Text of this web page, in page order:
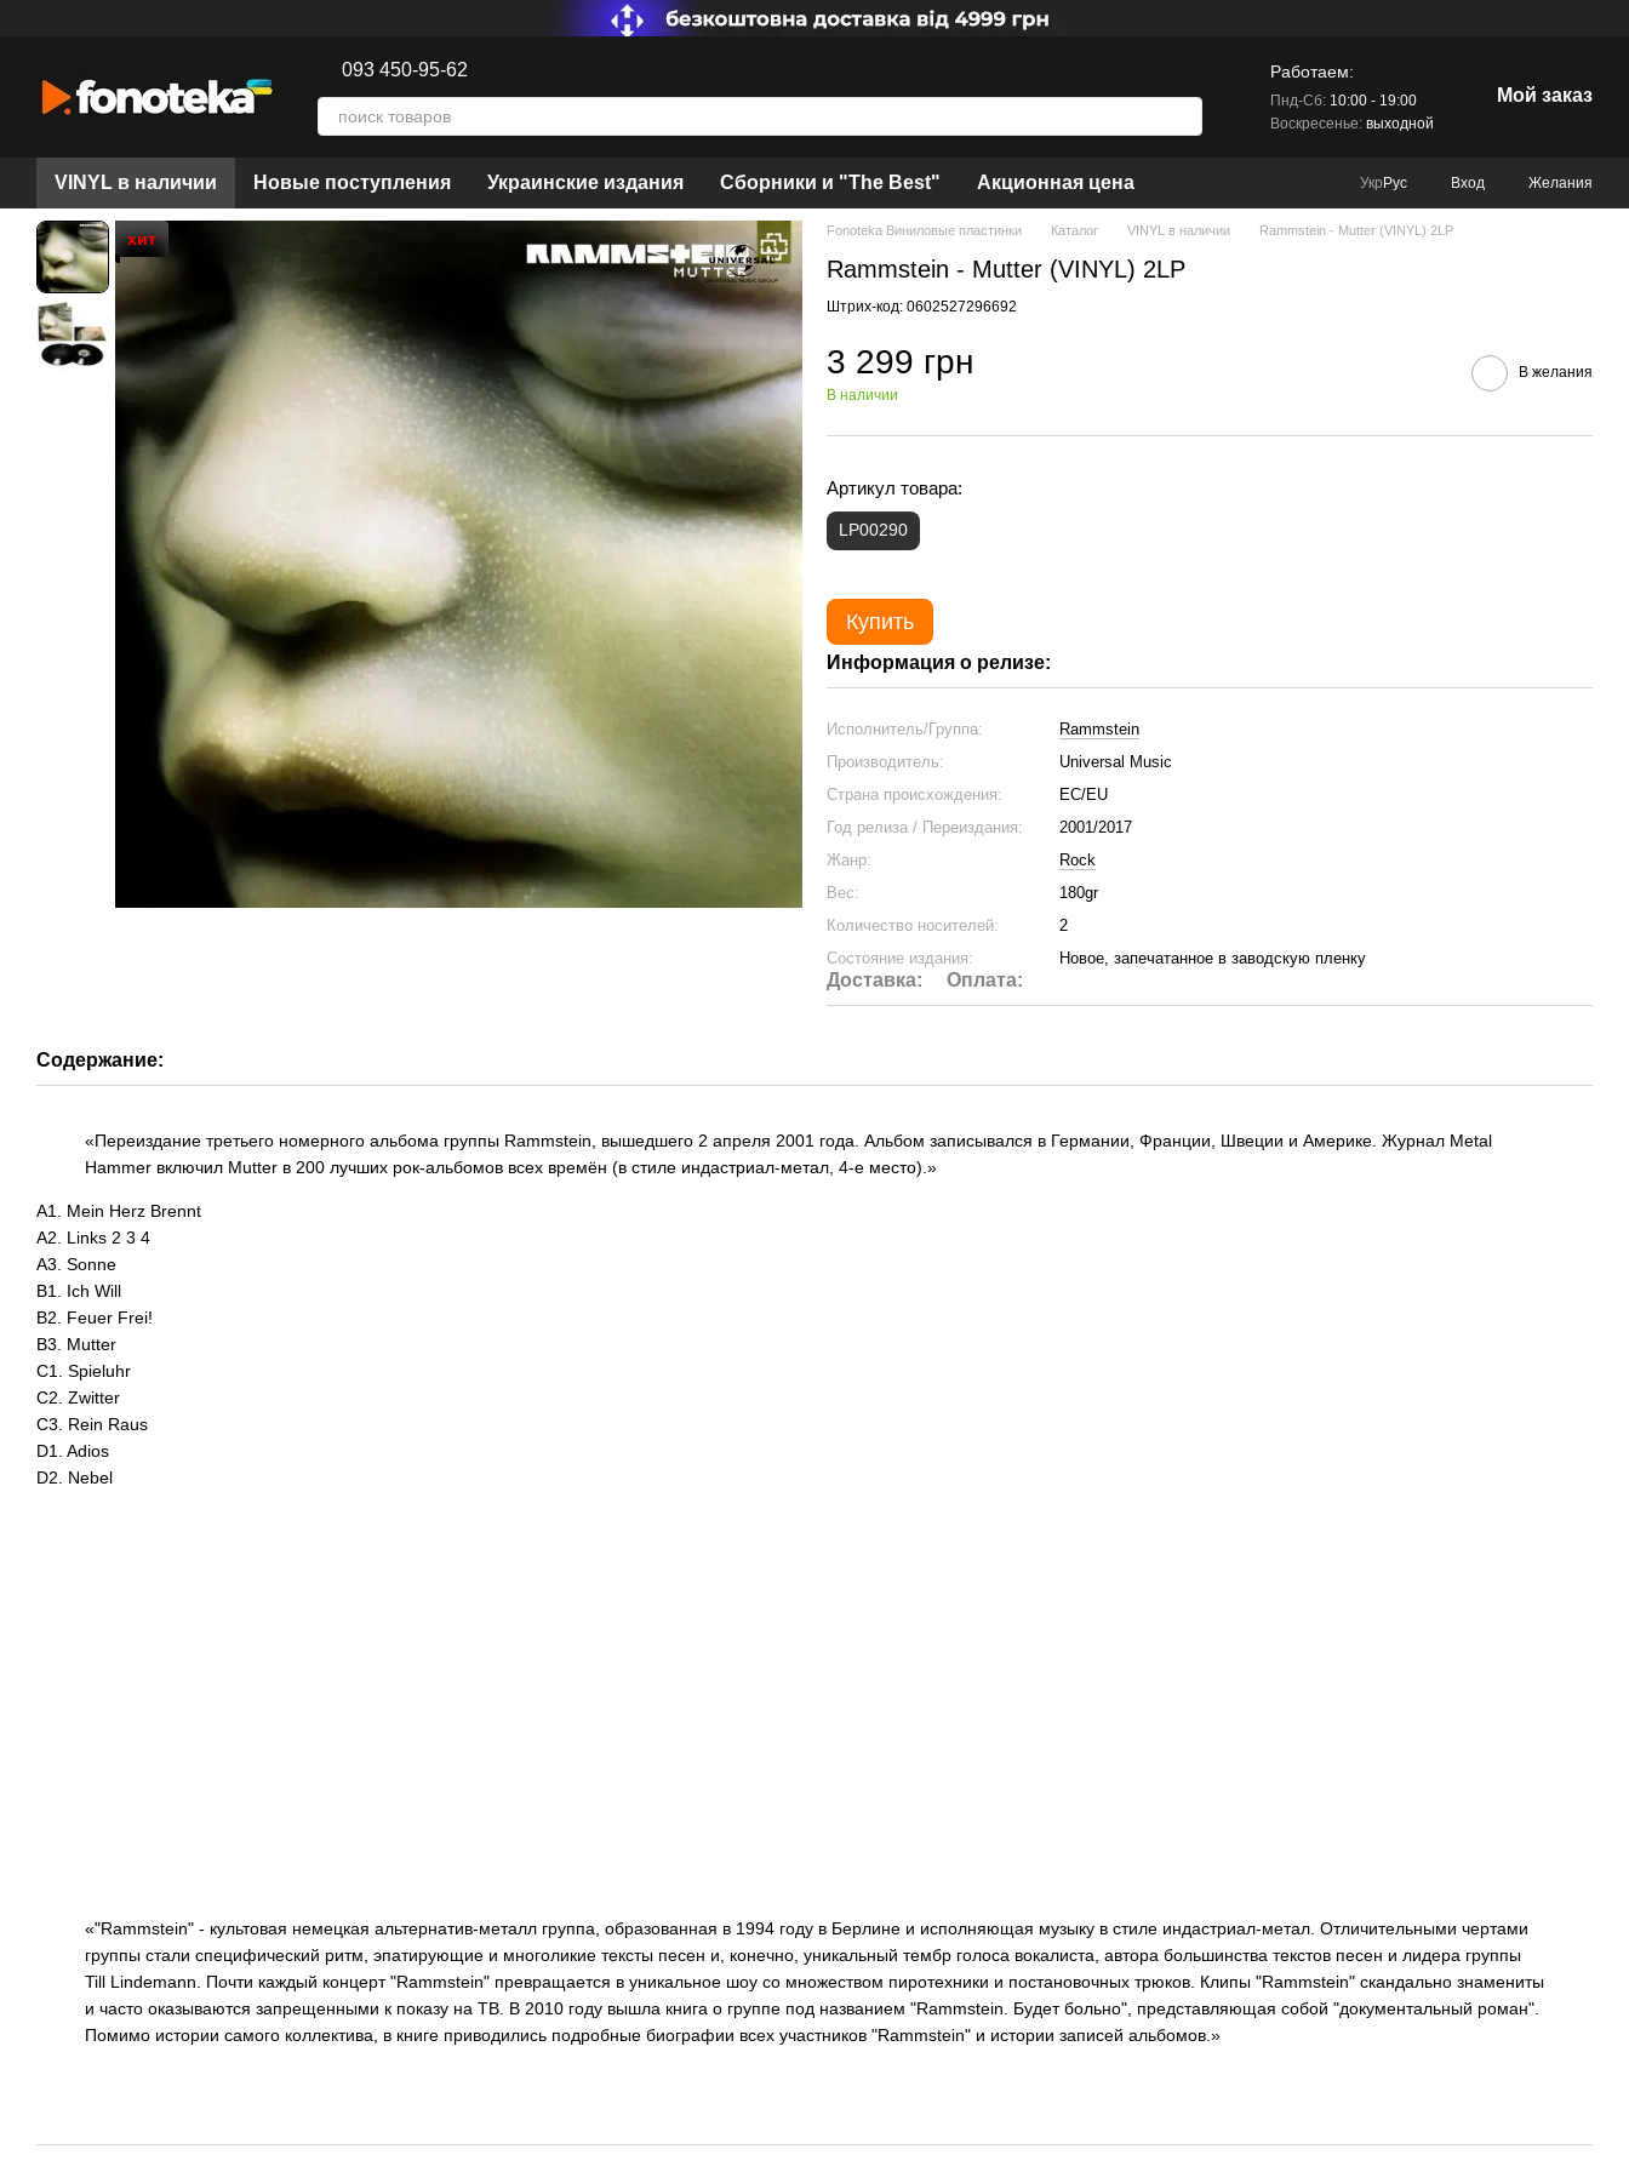
093 450-95-62 Работаем:
Пнд-Сб:10:00 - 19:00
Воскресенье:выходной
Мой заказ
VINYL в наличии Новые поступления Украинские издания Сборники и "The Best" Акционная цена Укр Рус Вход Желания
хит Fonoteka Виниловые пластинки Каталог VINYL в наличии Rammstein - Mutter (VINYL) 2LP
Rammstein - Mutter (VINYL) 2LP
Штрих-код: 0602527296692
3 299 грн
В наличии
В желания
Артикул товара:
LP00290
Купить
Информация о релизе:
Исполнитель/Группа:
Rammstein
Производитель:
Universal Music
Страна происхождения:
ЕС/EU
Год релиза / Переиздания:
2001/2017
Жанр:
Rock
Вес:
180gr
Количество носителей:
2
Состояние издания:
Новое, запечатанное в заводскую пленку
Доставка: Оплата:
Содержание:
«Переиздание третьего номерного альбома группы Rammstein, вышедшего 2 апреля 2001 года. Альбом записывался в Германии, Франции, Швеции и Америке. Журнал Metal
Hammer включил Mutter в 200 лучших рок-альбомов всех времён (в стиле индастриал-метал, 4-е место).»
A1. Mein Herz Brennt
A2. Links 2 3 4
A3. Sonne
B1. Ich Will
B2. Feuer Frei!
B3. Mutter
C1. Spieluhr
C2. Zwitter
C3. Rein Raus
D1. Adios
D2. Nebel
«"Rammstein" - культовая немецкая альтернатив-металл группа, образованная в 1994 году в Берлине и исполняющая музыку в стиле индастриал-метал. Отличительными чертами
группы стали специфический ритм, эпатирующие и многоликие тексты песен и, конечно, уникальный тембр голоса вокалиста, автора большинства текстов песен и лидера группы
Till Lindemann. Почти каждый концерт "Rammstein" превращается в уникальное шоу со множеством пиротехники и постановочных трюков. Клипы "Rammstein" скандально знамениты
и часто оказываются запрещенными к показу на ТВ. В 2010 году вышла книга о группе под названием "Rammstein. Будет больно", представляющая собой "документальный роман".
Помимо истории самого коллектива, в книге приводились подробные биографии всех участников "Rammstein" и истории записей альбомов.»